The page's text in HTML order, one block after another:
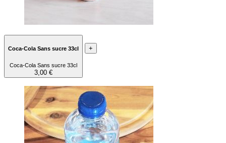
Coca-Cola Sans sucre 33cl
Coca-Cola Sans sucre 33cl
3,00 €
+